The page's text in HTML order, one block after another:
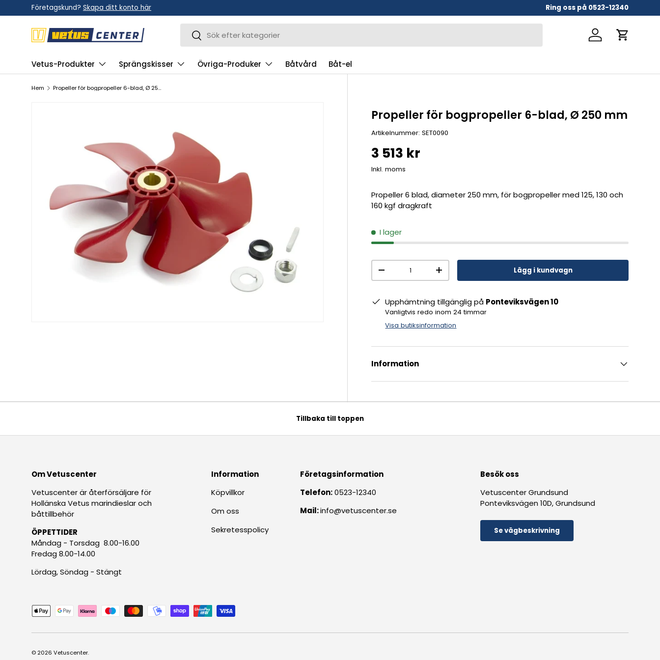
Hoppa till innehållet
Företagskund? Skapa ditt konto här Ring oss på 0523-12340
Sök Logga inVagn
Vetus-Produkter Sprängskisser Övriga-Produker Båtvård Båt-el
Hem Propeller för bogpropeller 6-blad, Ø 250 mm
Propeller för bogpropeller 6-blad, Ø 250 mm
Artikelnummer: SET0090
3 513 kr
Inkl. moms
Propeller 6 blad, diameter 250 mm, för bogpropeller med 125, 130 och
160 kgf dragkraft
I lager
Antal
-
+ Lägg i kundvagn
Upphämtning tillgänglig på Ponteviksvägen 10
Vanligtvis redo inom 24 timmar
Visa butiksinformation
Information
Tillbaka till toppen
Om Vetuscenter
Vetuscenter är återförsäljare för
Hollänska Vetus marindieslar och
båttillbehör
ÖPPETTIDER
Måndag - Torsdag 8.00-16.00
Fredag 8.00-14.00
Lördag, Söndag - Stängt
Information
Köpvillkor
Om oss
Sekretesspolicy
Företagsinformation
Telefon:0523-12340
Mail:info@vetuscenter.se
Besök oss
Vetuscenter Grundsund
Ponteviksvägen 10D, Grundsund
Se vägbeskrivning
Betalningsmetoder accepteras
© 2026 Vetuscenter.